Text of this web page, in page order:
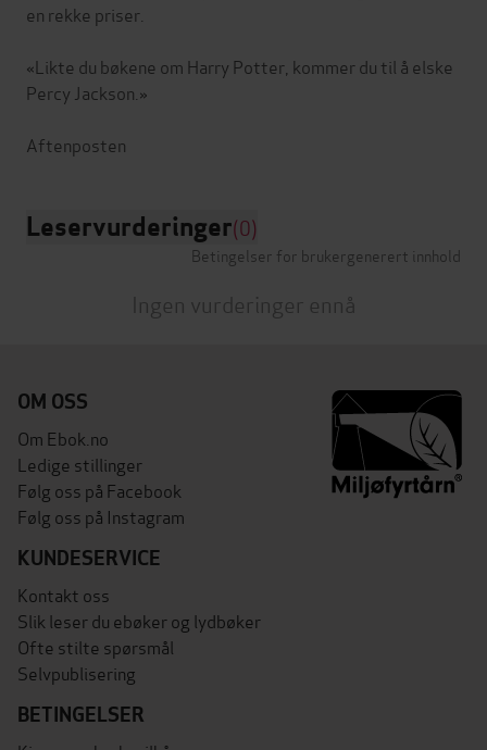
en rekke priser.
«Likte du bøkene om Harry Potter, kommer du til å elske
Percy Jackson.»
Leservurderinger(0)
Betingelser for brukergenerert innhold
Ingen vurderinger ennå
OM OSS
Om Ebok.no
Ledige stillinger
Følg oss på Facebook
Følg oss på Instagram
KUNDESERVICE
Kontakt oss
Slik leser du ebøker og lydbøker
Ofte stilte spørsmål
Selvpublisering
BETINGELSER